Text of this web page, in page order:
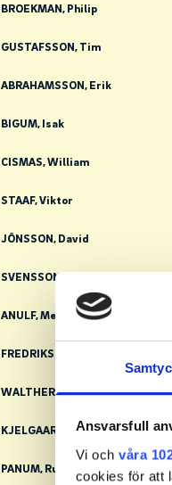
Ansvarsfull
Vi och våra
cookies för att
BROEKMAN, Philip
GUSTAFSSON, Tim
ABRAHAMSSON, Erik
BIGUM, Isak
CISMAS, William
STAAF, Viktor
JÖNSSON, David
SVENSSON, Erik
ANULF, Melker
FREDRIKSSON, Felix
WALTHER, Celvin
KJELGAARD, Ebbe
PANUM, Rumle